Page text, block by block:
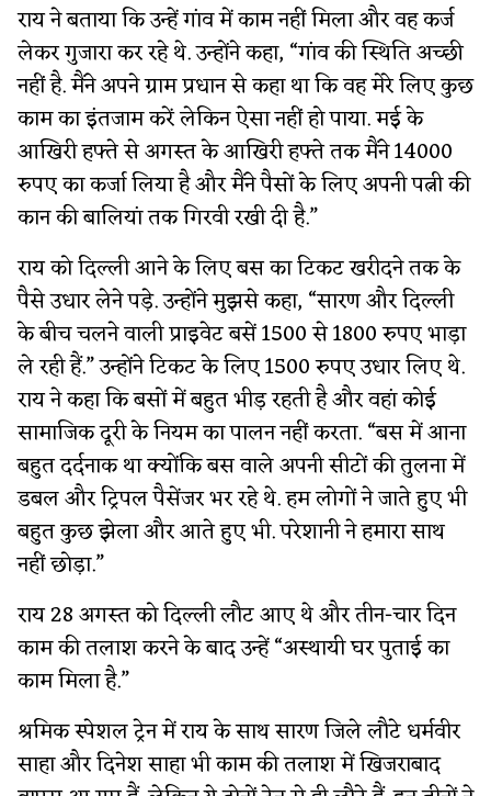
राय ने बताया कि उन्हें गांव में काम नहीं मिला और वह कर्ज
लेकर गुजारा कर रहे थे. उन्होंने कहा, “गांव की स्थिति अच्छी
नहीं है. मैंने अपने ग्राम प्रधान से कहा था कि वह मेरे लिए कुछ
काम का इंतजाम करें लेकिन ऐसा नहीं हो पाया. मई के
आखिरी हफ्ते से अगस्त के आखिरी हफ्ते तक मैंने 14000
रुपए का कर्जा लिया है और मैंने पैसों के लिए अपनी पत्नी की
कान की बालियां तक गिरवी रखी दी है.”
राय को दिल्ली आने के लिए बस का टिकट खरीदने तक के
पैसे उधार लेने पड़े. उन्होंने मुझसे कहा, “सारण और दिल्ली
के बीच चलने वाली प्राइवेट बसें 1500 से 1800 रुपए भाड़ा
ले रही हैं.” उन्होंने टिकट के लिए 1500 रुपए उधार लिए थे.
राय ने कहा कि बसों में बहुत भीड़ रहती है और वहां कोई
सामाजिक दूरी के नियम का पालन नहीं करता. “बस में आना
बहुत दर्दनाक था क्योंकि बस वाले अपनी सीटों की तुलना में
डबल और ट्रिपल पैसेंजर भर रहे थे. हम लोगों ने जाते हुए भी
बहुत कुछ झेला और आते हुए भी. परेशानी ने हमारा साथ
नहीं छोड़ा.”
राय 28 अगस्त को दिल्ली लौट आए थे और तीन-चार दिन
काम की तलाश करने के बाद उन्हें “अस्थायी घर पुताई का
काम मिला है.”
श्रमिक स्पेशल ट्रेन में राय के साथ सारण जिले लौटे धर्मवीर
साहा और दिनेश साहा भी काम की तलाश में खिजराबाद